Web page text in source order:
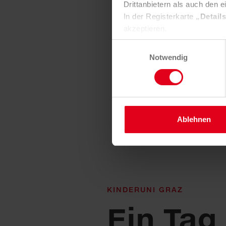
Drittanbietern als auch den
In der Registerkarte
Selbstverständlich können
widerrufen und Ihre
Notwendig
Ablehnen
KINDERUNI GRAZ
Ein Tag